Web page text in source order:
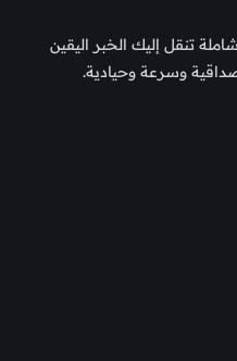
تنقل إليك الخبر اليقين
وسرعة وحيادية.